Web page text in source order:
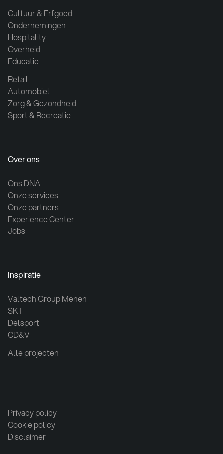
Cultuur & Erfgoed
Ondernemingen
Hospitality
Overheid
Educatie
Retail
Automobiel
Zorg & Gezondheid
Sport & Recreatie
Over ons
Ons DNA
Onze services
Onze partners
Experience Center
Jobs
Inspiratie
Valtech Group Menen
SKT
Delsport
CD&V
Alle projecten
Privacy policy
Cookie policy
Disclaimer